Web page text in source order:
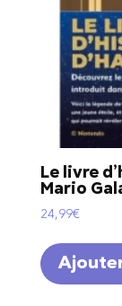
Le livre
Mario
24,99€